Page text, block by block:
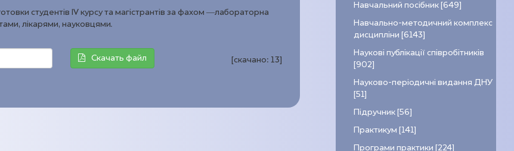
студентів IV курсу та магістрантів за фахом ―лабораторна
лікарями, науковцями.
Скачать файл [скачано:13]
Навчальний посібник [649]
Навчально-методичний комплекс
дисципліни [6143]
Наукові публікації співробітників
[902]
Науково-періодичні видання ДНУ
[51]
Підручник [56]
Практикум [141]
Програми практики [224]